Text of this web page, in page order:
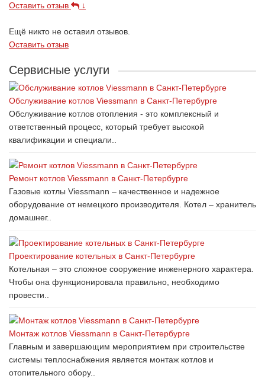
Оставить отзыв
↓
Ещё никто не оставил отзывов.
Оставить отзыв
Сервисные услуги
Обслуживание котлов Viessmann в Санкт-Петербурге
Обслуживание котлов отопления - это комплексный и
ответственный процесс, который требует высокой
квалификации и специали..
Ремонт котлов Viessmann в Санкт-Петербурге
Газовые котлы Viessmann – качественное и надежное
оборудование от немецкого производителя. Котел – хранитель
домашнег..
Проектирование котельных в Санкт-Петербурге
Котельная – это сложное сооружение инженерного характера.
Чтобы она функционировала правильно, необходимо
провести..
Монтаж котлов Viessmann в Санкт-Петербурге
Главным и завершающим мероприятием при строительстве
системы теплоснабжения является монтаж котлов и
отопительного обору..